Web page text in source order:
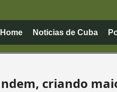
Home Noticias de Cuba
criando